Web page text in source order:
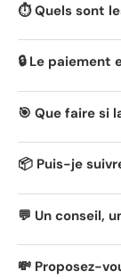
⏱️ Quels sont
🔒 Le
🎯 Que faire si
📦 Puis-je
💬 Un conseil,
💸 Proposez-